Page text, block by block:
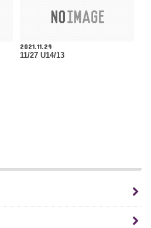
2021.11.29
11/27 U14/13